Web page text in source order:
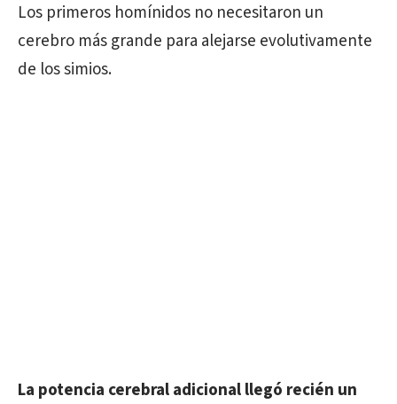
Los primeros homínidos no necesitaron un
cerebro más grande para alejarse evolutivamente
de los simios.
La potencia cerebral adicional llegó recién un